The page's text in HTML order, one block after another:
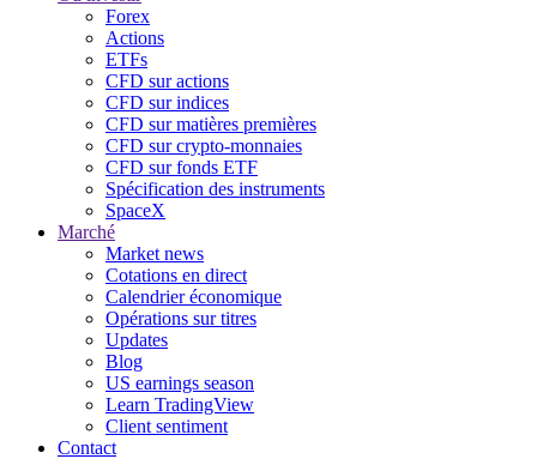
Forex
Actions
ETFs
CFD sur actions
CFD sur indices
CFD sur matières premières
CFD sur crypto-monnaies
CFD sur fonds ETF
Spécification des instruments
SpaceX
Marché
Market news
Cotations en direct
Calendrier économique
Opérations sur titres
Updates
Blog
US earnings season
Learn TradingView
Client sentiment
Contact